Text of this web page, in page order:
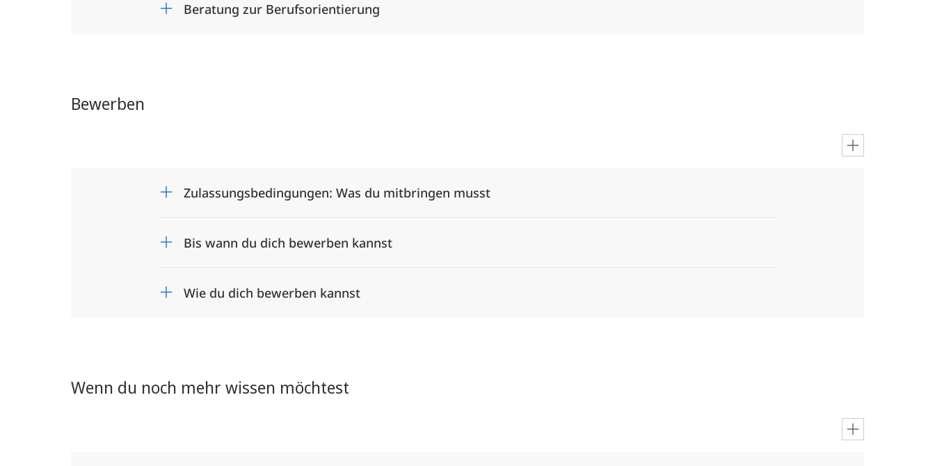
Beratung zur Berufsorientierung
Bewerben
Zulassungsbedingungen: Was du mitbringen musst
Bis wann du dich bewerben kannst
Wie du dich bewerben kannst
Wenn du noch mehr wissen möchtest